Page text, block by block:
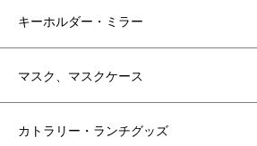
キーホルダー・ミラー
マスク、マスクケース
カトラリー・ランチグッズ